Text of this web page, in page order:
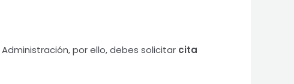
por ello, debes solicitar cita